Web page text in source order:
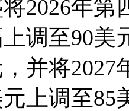
2026年
调至90美
，并将
上调至85